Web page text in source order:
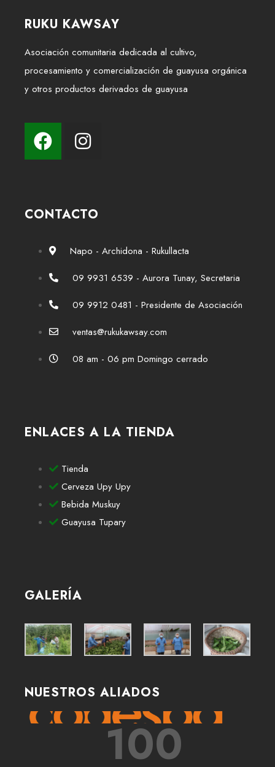
RUKU KAWSAY
Asociación comunitaria dedicada al cultivo,
procesamiento y comercialización de guayusa orgánica
y otros productos derivados de guayusa
CONTACTO
Napo - Archidona - Rukullacta
09 9931 6539 - Aurora Tunay, Secretaria
09 9912 0481 - Presidente de Asociación
ventas@rukukawsay.com
08 am - 06 pm Domingo cerrado
ENLACES A LA TIENDA
Tienda
Cerveza Upy Upy
Bebida Muskuy
Guayusa Tupary
GALERÍA
NUESTROS ALIADOS
100